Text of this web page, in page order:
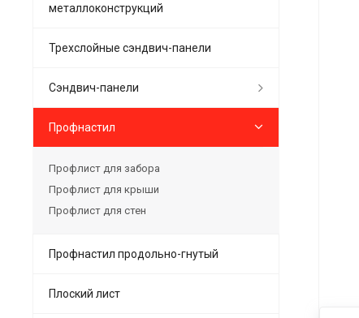
металлоконструкций
Трехслойные сэндвич-панели
Сэндвич-панели
Профнастил
Профлист для забора
Профлист для крыши
Профлист для стен
Профнастил продольно-гнутый
Плоский лист